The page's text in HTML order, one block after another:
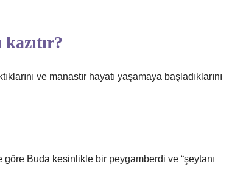
ve manastır hayatı yaşamaya başladıklarını
göre Buda kesinlikle bir peygamberdi ve “şeytanı